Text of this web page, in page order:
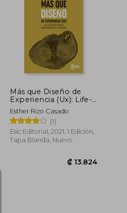
Más que Diseño de
Experiencia (Ux): Life-
Centered Design Para
Productos y Servicios
(Digital)
Esther Rizo Casado
(1)
Esic Editorial, 2021, 1 Edición,
Tapa Blanda, Nuevo